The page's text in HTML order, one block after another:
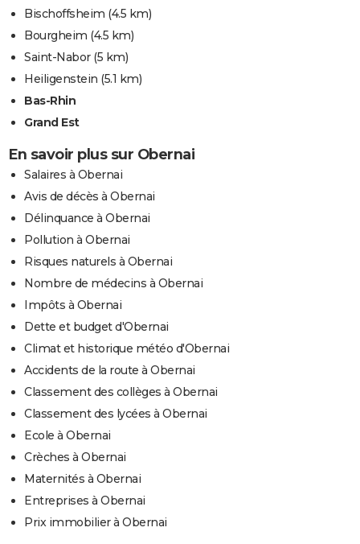
Bischoffsheim (4.5 km)
Bourgheim (4.5 km)
Saint-Nabor(5 km)
Heiligenstein (5.1 km)
Bas-Rhin
Grand Est
En savoir plus sur Obernai
Salaires à Obernai
Avis de décès à Obernai
Délinquance à Obernai
Pollution à Obernai
Risques naturels à Obernai
Nombre de médecins à Obernai
Impôts à Obernai
Dette et budget d'Obernai
Climat et historique météo d'Obernai
Accidents de la route à Obernai
Classement des collèges à Obernai
Classement des lycées à Obernai
Ecole à Obernai
Crèches à Obernai
Maternités à Obernai
Entreprises à Obernai
Prix immobilier à Obernai